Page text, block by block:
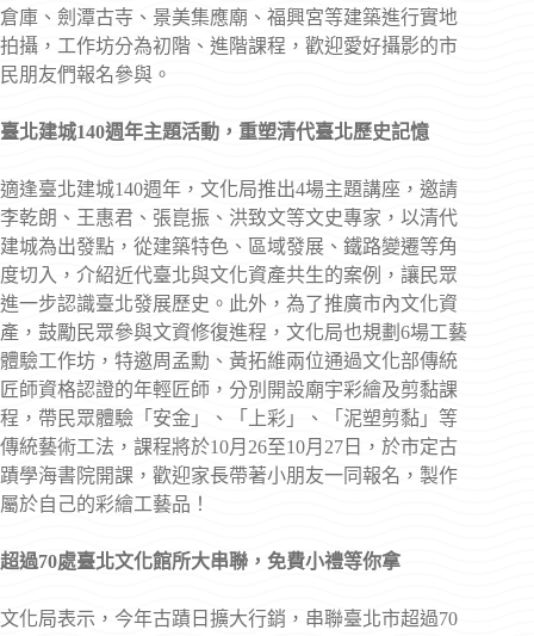
倉庫、劍潭古寺、景美集應廟、福興宮等建築進行實地
拍攝，工作坊分為初階、進階課程，歡迎愛好攝影的市
民朋友們報名參與。
臺北建城140週年主題活動，重塑清代臺北歷史記憶
適逢臺北建城140週年，文化局推出4場主題講座，邀請
李乾朗、王惠君、張崑振、洪致文等文史專家，以清代
建城為出發點，從建築特色、區域發展、鐵路變遷等角
度切入，介紹近代臺北與文化資產共生的案例，讓民眾
進一步認識臺北發展歷史。此外，為了推廣市內文化資
產，鼓勵民眾參與文資修復進程，文化局也規劃6場工藝
體驗工作坊，特邀周孟勳、黃拓維兩位通過文化部傳統
匠師資格認證的年輕匠師，分別開設廟宇彩繪及剪黏課
程，帶民眾體驗「安金」、「上彩」、「泥塑剪黏」等
傳統藝術工法，課程將於10月26至10月27日，於市定古
蹟學海書院開課，歡迎家長帶著小朋友一同報名，製作
屬於自己的彩繪工藝品！
超過70處臺北文化館所大串聯，免費小禮等你拿
文化局表示，今年古蹟日擴大行銷，串聯臺北市超過70